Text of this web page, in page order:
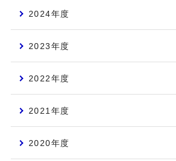
2024年度
2023年度
2022年度
2021年度
2020年度